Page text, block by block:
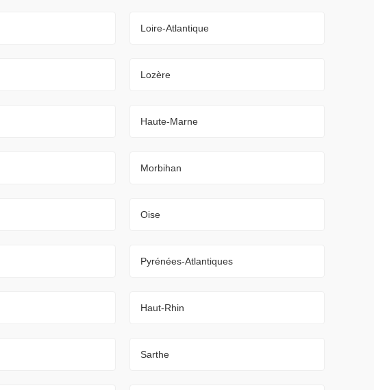
Loire-Atlantique
Lozère
Haute-Marne
Morbihan
Oise
Pyrénées-Atlantiques
Haut-Rhin
Sarthe